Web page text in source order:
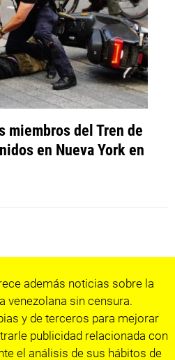
miembros del Tren de
en Nueva York en
además noticias sobre la
venezolana sin censura.
y de terceros para mejorar
publicidad relacionada con
el análisis de sus hábitos de